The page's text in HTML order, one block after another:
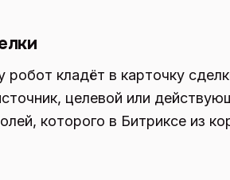
кладёт в карточку
целевой или
которого в Битриксе из